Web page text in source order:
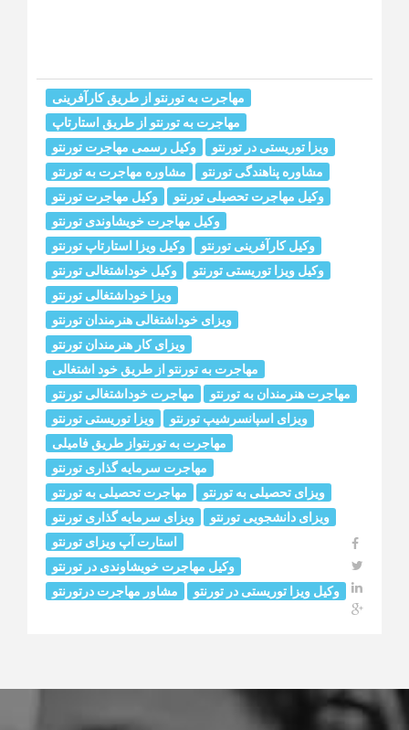
مهاجرت به تورنتو از طریق کارآفرینی
مهاجرت به تورنتو از طریق استارتاپ
وکیل رسمی مهاجرت تورنتو
ویزا توریستی در تورنتو
مشاوره مهاجرت به تورنتو
مشاوره پناهندگی تورنتو
وکیل مهاجرت تورنتو
وکیل مهاجرت تحصیلی تورنتو
وکیل مهاجرت خويشاوندى تورنتو
وکیل ویزا استارتاپ تورنتو
وکیل کارآفرینی تورنتو
وکیل خوداشتغالی تورنتو
وکیل ویزا توریستی تورنتو
ویزا خوداشتغالی تورنتو
ویزای خوداشتغالی هنرمندان تورنتو
ویزای کار هنرمندان تورنتو
مهاجرت به تورنتو از طریق خود اشتغالی
مهاجرت خوداشتغالی تورنتو
مهاجرت هنرمندان به تورنتو
ویزا توریستی تورنتو
ویزای اسپانسرشیپ تورنتو
مهاجرت به تورنتواز طریق فامیلی
مهاجرت سرمایه گذاری تورنتو
مهاجرت تحصیلی به تورنتو
ویزای تحصیلی به تورنتو
ویزای سرمایه گذاری تورنتو
ویزای دانشجویی تورنتو
استارت آپ ویزای تورنتو
وکیل مهاجرت خويشاوندى در تورنتو
مشاور مهاجرت درتورنتو
وکیل ویزا توریستی در تورنتو